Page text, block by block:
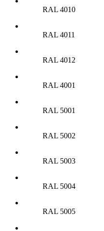
RAL 4010
RAL 4011
RAL 4012
RAL 4001
RAL 5001
RAL 5002
RAL 5003
RAL 5004
RAL 5005